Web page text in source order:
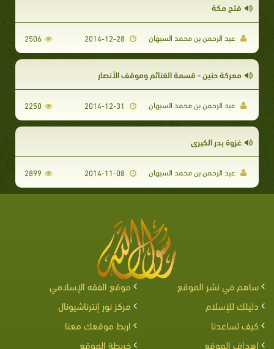
فتح مكة
عبد الرحمن بن محمد السبهان 2014-12-28
2506
معركة حنين - قسمة الغنائم وموقف الأنصار
عبد الرحمن بن محمد السبهان 2250
غزوة بدر الكبرى
عبد الرحمن بن محمد السبهان 2014-11-08
2899
ساهم في نشر الموقع
موقع الفقه الإسلامي
دليلك للإسلام
مركز نور إنترناشيونال
كيف تساعدنا
اربط موقعك معنا
اهداف الموقع
خريطة الموقع